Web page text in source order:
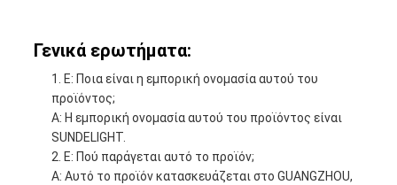
Γενικά ερωτήματα:
Ε: Ποια είναι η εμπορική ονομασία αυτού του
προϊόντος;
Α: Η εμπορική ονομασία αυτού του προϊόντος είναι
SUNDELIGHT.
Ε: Πού παράγεται αυτό το προϊόν;
Α: Αυτό το προϊόν κατασκευάζεται στο GUANGZHOU,